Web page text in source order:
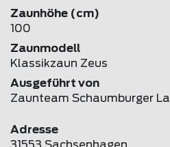
Zaunhöhe (cm)
100
Zaunmodell
Klassikzaun Zeus
Ausgeführt von
Zaunteam Schaumburger
Adresse
31553 Sachsenhagen